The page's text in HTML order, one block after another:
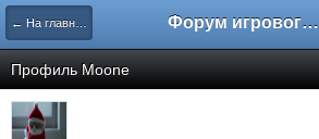
← На главную Форум игрового проекта Riverrise
Профиль Moone